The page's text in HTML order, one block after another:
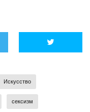
Искусство
сексизм